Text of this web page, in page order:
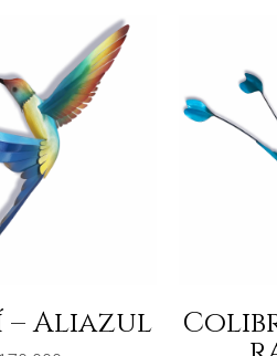
– Aliazul